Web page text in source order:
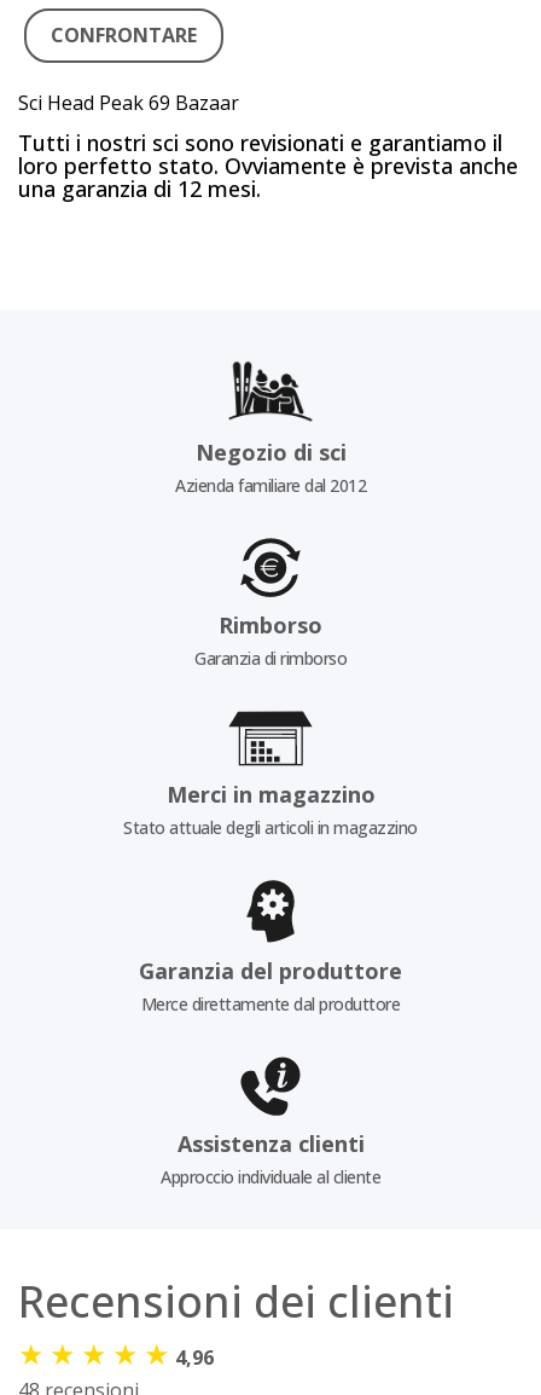
CONFRONTARE
Sci Head Peak 69 Bazaar
Tutti i nostri sci sono revisionati e garantiamo il
loro perfetto stato. Ovviamente è prevista anche
una garanzia di 12 mesi.
Negozio di sci
Azienda familiare dal 2012
Rimborso
Garanzia di rimborso
Merci in magazzino
Stato attuale degli articoli in magazzino
Garanzia del produttore
Merce direttamente dal produttore
Assistenza clienti
Approccio individuale al cliente
Recensioni dei clienti
★ ★ ★ ★ ★ 4,96